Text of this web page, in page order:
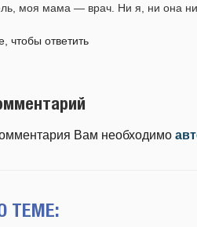
моя мама — врач. Ни я, ни она
чтобы ответить
Вам необходимо
ТЕМЕ: